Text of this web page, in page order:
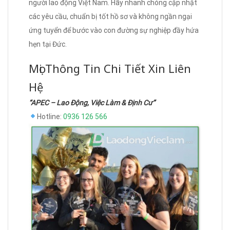
người lao động Việt Nam. Hãy nhanh chóng cập nhật
các yêu cầu, chuẩn bị tốt hồ sơ và không ngần ngại
ứng tuyển để bước vào con đường sự nghiệp đầy hứa
hẹn tại Đức.
Mọi Thông Tin Chi Tiết Xin Liên
Hệ
“APEC – Lao Động, Việc Làm & Định Cư”
Hotline: 0936 126 566